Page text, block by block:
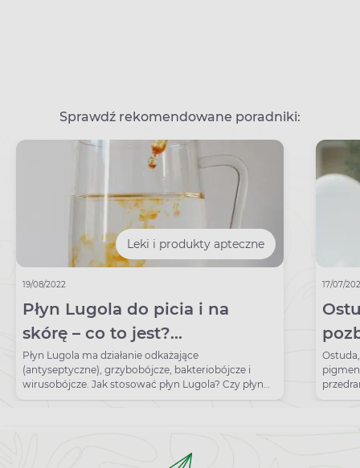
Sprawdź rekomendowane poradniki:
Leki i produkty apteczne
19/08/2022
Płyn Lugola do picia i na
skórę – co to jest?
Zastosowanie i dawkowanie
Płyn Lugola ma działanie odkażające
(antyseptyczne), grzybobójcze, bakteriobójcze i
wirusobójcze. Jak stosować płyn Lugola? Czy płyn
Lugola można pić?
17/07/